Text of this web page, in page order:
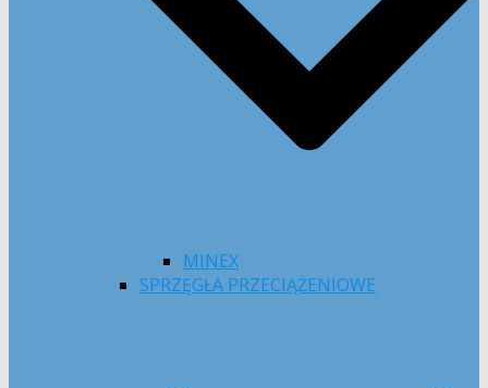
MINEX
SPRZĘGŁA PRZECIĄŻENIOWE